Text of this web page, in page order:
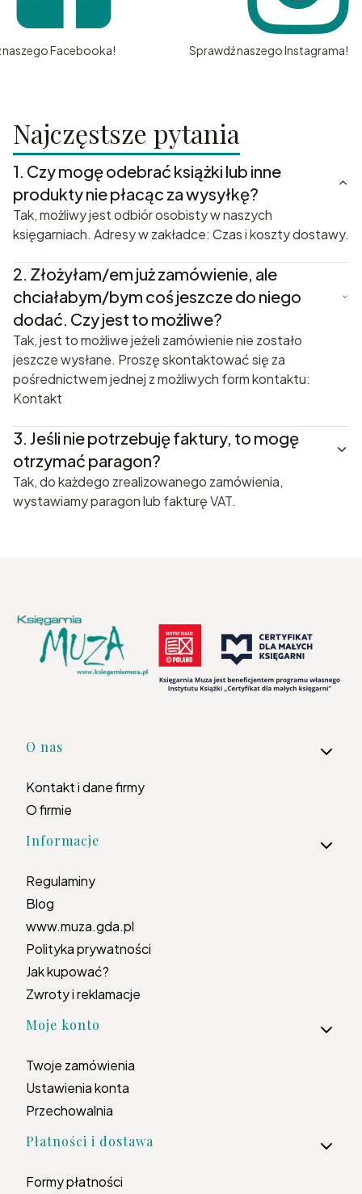
naszego Facebooka! Sprawdź naszego Instagrama!
Najczęstsze pytania
1. Czy mogę odebrać książki lub inne
produkty nie płacąc za wysyłkę?
Tak, możliwy jest odbiór osobisty w naszych
księgarniach. Adresy w zakładce: Czas i koszty dostawy.
2. Złożyłam/em już zamówienie, ale
chciałabym/bym coś jeszcze do niego
dodać. Czy jest to możliwe?
Tak, jest to możliwe jeżeli zamówienie nie zostało
jeszcze wysłane. Proszę skontaktować się za
pośrednictwem jednej z możliwych form kontaktu:
Kontakt
3. Jeśli nie potrzebuję faktury, to mogę
otrzymać paragon?
Tak, do każdego zrealizowanego zamówienia,
wystawiamy paragon lub fakturę VAT.
Linki w stopce
O nas
Kontakt i dane firmy
O firmie
Informacje
Regulaminy
Blog
www.muza.gda.pl
Polityka prywatności
Jak kupować?
Zwroty i reklamacje
Moje konto
Twoje zamówienia
Ustawienia konta
Przechowalnia
Płatności i dostawa
Formy płatności